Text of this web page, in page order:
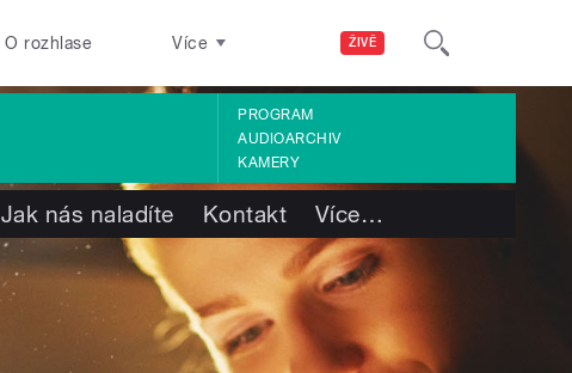
ŽIVĚ
O rozhlase Více
PROGRAM
AUDIOARCHIV
KAMERY
Jak nás naladíte Kontakt Více…